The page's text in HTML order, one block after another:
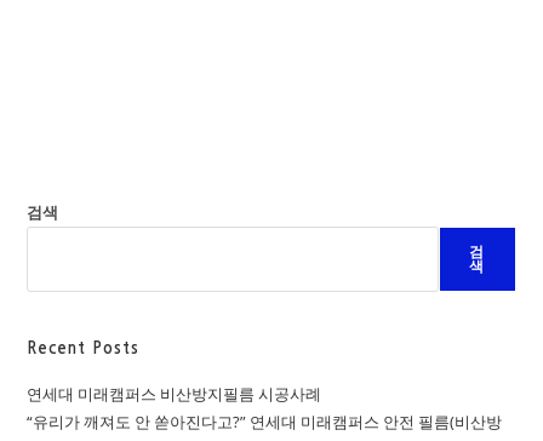
검색
검
색
Recent Posts
연세대 미래캠퍼스 비산방지필름 시공사례
“유리가 깨져도 안 쏟아진다고?” 연세대 미래캠퍼스 안전 필름(비산방